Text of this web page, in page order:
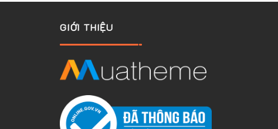
GIỚI THIỆU